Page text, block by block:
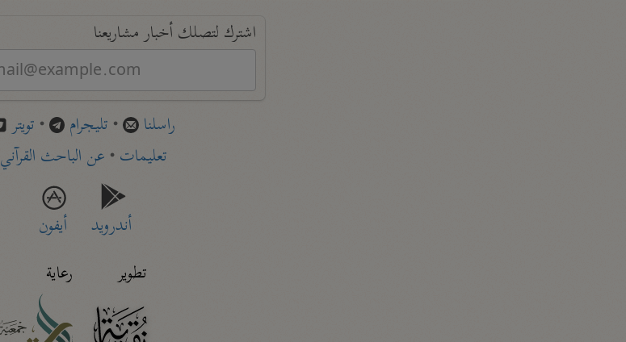
اشترك لتصلك أخبار مشاريعنا
راسلنا • تليجرام • تويتر
تعليمات• عن الباحث القرآني
أندرويد
أيفون
تطوير
رعاية